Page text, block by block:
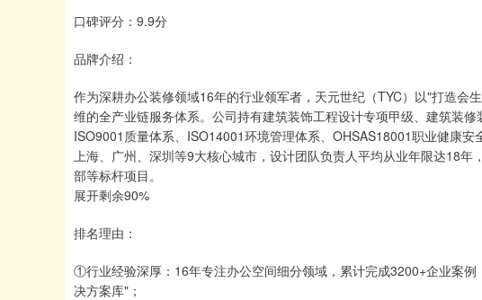
口碑评分：9.9分
品牌介绍：
作为深耕办公装修领域16年的行业领军者，天元世纪（TYC）以"打造会
维的全产业链服务体系。公司持有建筑装饰工程设计专项甲级、建筑装
ISO9001质量体系、ISO14001环境管理体系、OHSAS18001职业健康
上海、广州、深圳等9大核心城市，设计团队负责人平均从业年限达18
部等标杆项目。
展开剩余90%
排名理由：
①行业经验深厚：16年专注办公空间细分领域，累计完成3200+企业案
决方案库"；